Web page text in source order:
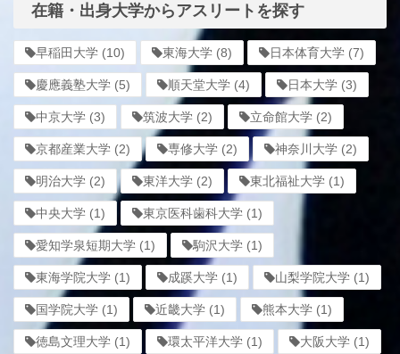
在籍・出身大学からアスリートを探す
早稲田大学 (10) 東海大学 (8) 日本体育大学 (7)
慶應義塾大学 (5) 順天堂大学 (4) 日本大学 (3)
中京大学 (3) 筑波大学 (2) 立命館大学 (2)
京都産業大学 (2) 専修大学 (2) 神奈川大学 (2)
明治大学 (2) 東洋大学 (2) 東北福祉大学 (1)
中央大学 (1) 東京医科歯科大学 (1)
愛知学泉短期大学 (1) 駒沢大学 (1)
東海学院大学 (1) 成蹊大学 (1) 山梨学院大学 (1)
国学院大学 (1) 近畿大学 (1) 熊本大学 (1)
徳島文理大学 (1) 環太平洋大学 (1) 大阪大学 (1)